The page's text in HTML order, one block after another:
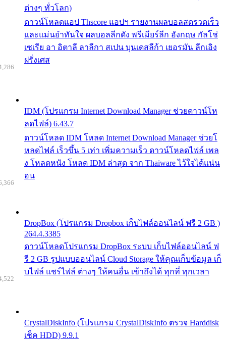
ต่างๆ ทั่วโลก)
ดาวน์โหลดแอป Thscore แอปฯ รายงานผลบอลสดรวดเร็ว
และแม่นยำทันใจ ผลบอลลีกดัง พรีเมียร์ลีก อังกฤษ กัลโช่
เซเรีย อา อิตาลี ลาลีกา สเปน บุนเดสลีก้า เยอรมัน ลีกเอิง
ฝรั่งเศส
IDM (โปรแกรม Internet Download Manager ช่วยดาวน์โห
ลดไฟล์) 6.43.7
ดาวน์โหลด IDM โหลด Internet Download Manager ช่วยโ
หลดไฟล์ เร็วขึ้น 5 เท่า เพิ่มความเร็ว ดาวน์โหลดไฟล์ เพล
ง โหลดหนัง โหลด IDM ล่าสุด จาก Thaiware ไว้ใจได้แน่น
อน
DropBox (โปรแกรม Dropbox เก็บไฟล์ออนไลน์ ฟรี 2 GB )
264.4.3385
ดาวน์โหลดโปรแกรม DropBox ระบบ เก็บไฟล์ออนไลน์ ฟ
รี 2 GB รูปแบบออนไลน์ Cloud Storage ให้คุณเก็บข้อมูล เก็
บไฟล์ แชร์ไฟล์ ต่างๆ ให้คนอื่น เข้าถึงได้ ทุกที่ ทุกเวลา
CrystalDiskInfo (โปรแกรม CrystalDiskInfo ตรวจ Harddisk
เช็ค HDD) 9.9.1